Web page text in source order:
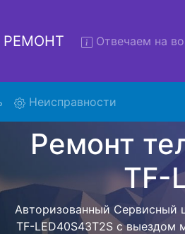
РЕМОНТ Отвечаем на
Неисправности
Ремонт
Ремонт телевизоров
обратно - с помощью нашей
для дальнейшего более